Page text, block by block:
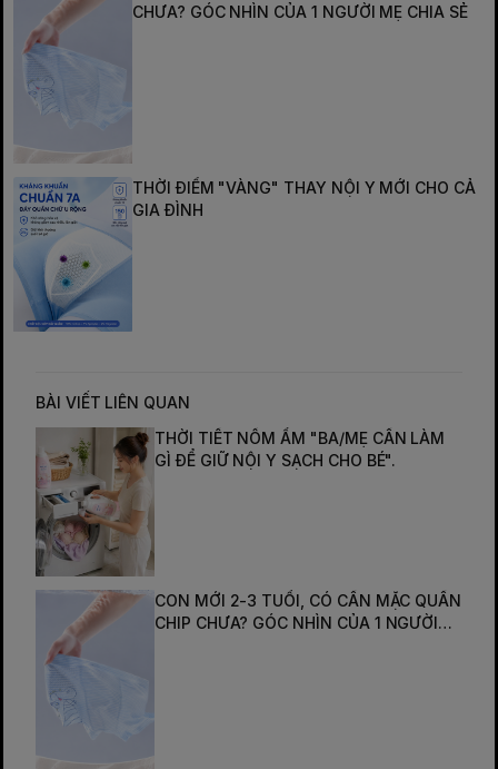
CHƯA? GÓC NHÌN CỦA 1 NGƯỜI MẸ CHIA SẺ
THỜI ĐIỂM "VÀNG" THAY NỘI Y MỚI CHO CẢ
GIA ĐÌNH
BÀI VIẾT LIÊN QUAN
THỜI TIẾT NỒM ẨM "BA/MẸ CẦN LÀM
GÌ ĐỂ GIỮ NỘI Y SẠCH CHO BÉ".
CON MỚI 2-3 TUỔI, CÓ CẦN MẶC QUẦN
CHIP CHƯA? GÓC NHÌN CỦA 1 NGƯỜI